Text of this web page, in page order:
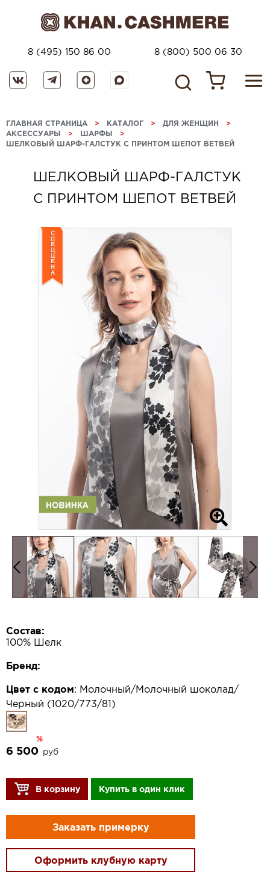
8 (495) 150 86 00 8 (800) 500 06 30
ГЛАВНАЯ СТРАНИЦА > КАТАЛОГ > ДЛЯ ЖЕНЩИН >
АКСЕССУАРЫ > ШАРФЫ >
ШЕЛКОВЫЙ ШАРФ-ГАЛСТУК С ПРИНТОМ ШЕПОТ ВЕТВЕЙ
ШЕЛКОВЫЙ ШАРФ-ГАЛСТУК
С ПРИНТОМ ШЕПОТ ВЕТВЕЙ
Состав:
100% Шелк
Бренд:
Цвет с кодом: Молочный/Молочный шоколад/
Черный (1020/773/81)
%
6 500 руб
В корзину Купить в один клик
Заказать примерку
Оформить клубную карту